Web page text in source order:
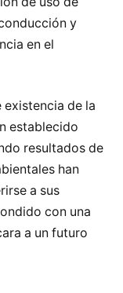
y
en el
existencia de la
establecido
resultados de
han
a sus
con una
a un futuro